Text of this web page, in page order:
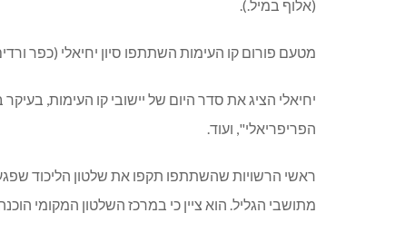
(אלוף במיל.).
מטעם פורום קו העימות השתתפו סיון יחיאלי (כפר
יחיאלי הציג את סדר היום של יישובי קו העימות,
הפריפריאלי", ועוד.
ראשי הרשויות שהשתתפו תקפו את שלטון הליכוד
מתושבי הגליל. הוא ציין כי במרכז השלטון המקומי